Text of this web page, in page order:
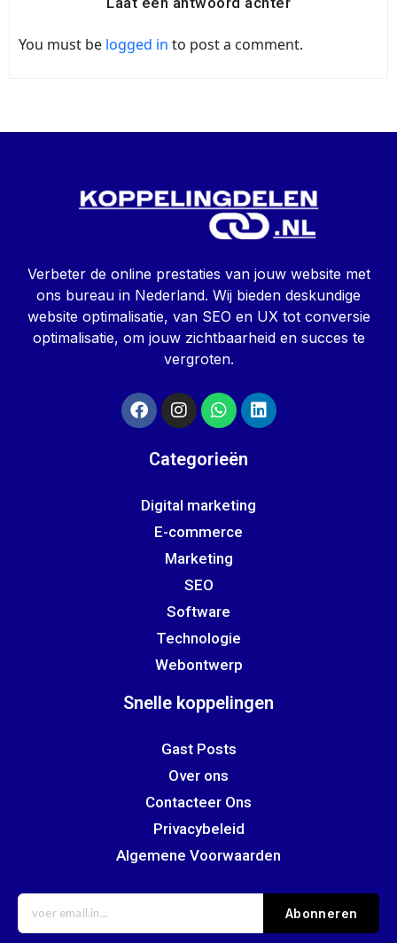
You must be logged in to post a comment.
Verbeter de online prestaties van jouw website met
ons bureau in Nederland. Wij bieden deskundige
website optimalisatie, van SEO en UX tot conversie
optimalisatie, om jouw zichtbaarheid en succes te
vergroten.
Categorieën
Digital marketing
E-commerce
Marketing
SEO
Software
Technologie
Webontwerp
Snelle koppelingen
Gast Posts
Over ons
Contacteer Ons
Privacybeleid
Algemene Voorwaarden
Abonneren